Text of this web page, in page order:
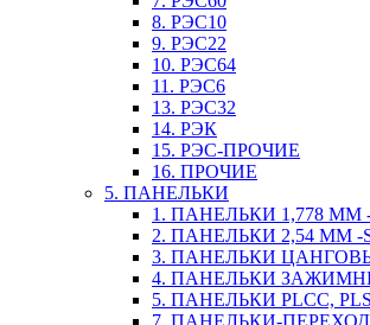
8. РЭС10
9. РЭС22
10. РЭС64
11. РЭС6
13. РЭС32
14. РЭК
15. РЭС-ПРОЧИЕ
16. ПРОЧИЕ
5. ПАНЕЛЬКИ
1. ПАНЕЛЬКИ 1,778 ММ -
2. ПАНЕЛЬКИ 2,54 ММ -
3. ПАНЕЛЬКИ
4. ПАНЕЛЬКИ
5. ПАНЕЛЬКИ PLCC,
7. ПАНЕЛЬКИ-